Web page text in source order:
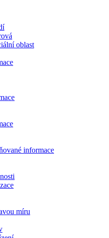
oblast
informace
míru